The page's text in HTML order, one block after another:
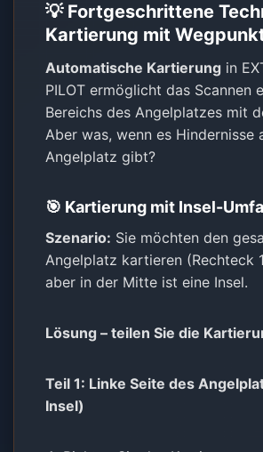
💡 Fortgeschrittene
Kartierung mit
Automatische Kartierung in
PILOT ermöglicht das Scannen
Bereichs des Angelplatzes mit
Aber was, wenn es Hindernisse
Angelplatz gibt?
🎯 Kartierung mit Insel-
Szenario: Sie möchten den
Angelplatz kartieren (Rechteck
aber in der Mitte ist eine Insel.
Lösung – teilen Sie die
Teil 1: Linke Seite des
Insel)